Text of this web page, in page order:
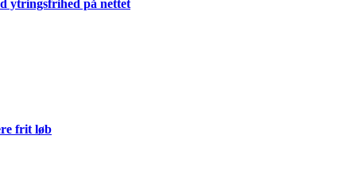
ytringsfrihed på nettet
frit løb